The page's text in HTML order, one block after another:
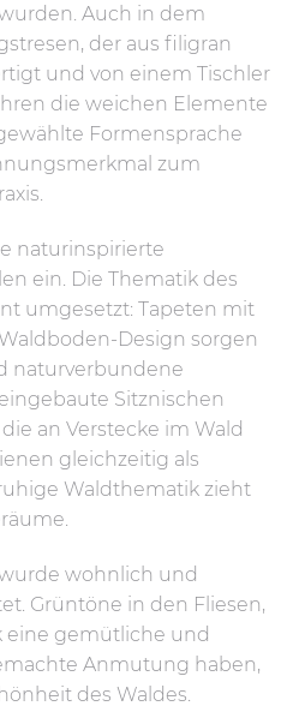
Auch in dem
der aus filigran
und von einem Tischler
die weichen Elemente
Formensprache
zum
naturinspirierte
ein. Die Thematik des
umgesetzt: Tapeten mit
Design sorgen
naturverbundene
Sitznischen
an Verstecke im Wald
gleichzeitig als
Waldthematik zieht
wohnlich und
Grüntöne in den Fliesen,
eine gemütliche und
Anmutung haben,
des Waldes.